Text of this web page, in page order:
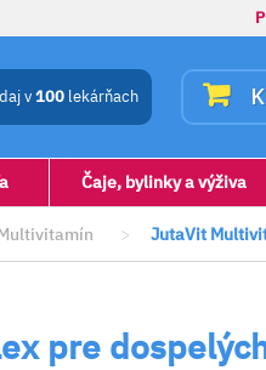
v100 lekárňach
Čaje, bylinky a výživa
> JutaVit
pre